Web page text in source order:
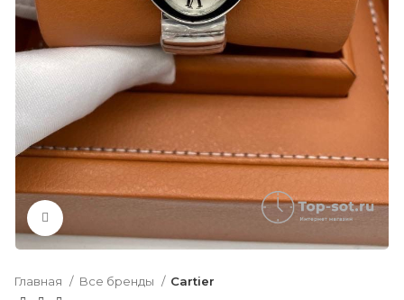
Главная Все бренды Cartier